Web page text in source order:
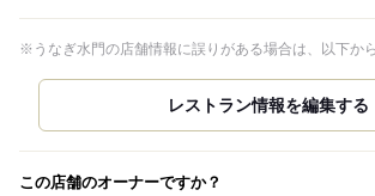
※うなぎ水門の店舗情報に誤りがある場合は、以下か
この店舗のオーナーですか？